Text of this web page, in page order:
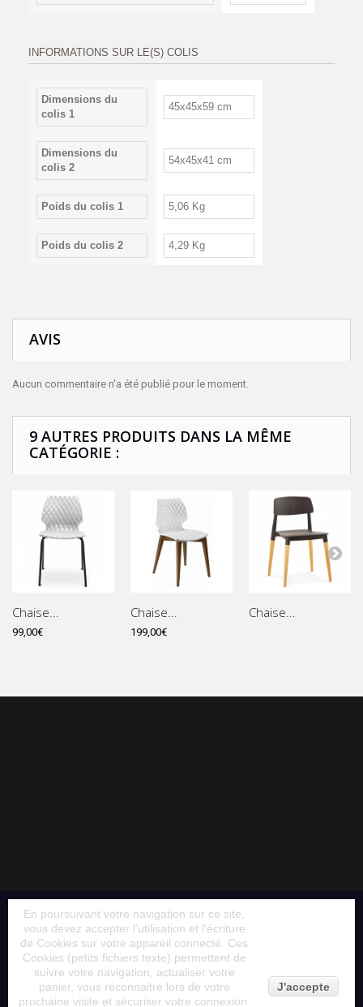
INFORMATIONS SUR LE(S) COLIS
Dimensions du
colis 1
45x45x59 cm
Dimensions du
colis 2
54x45x41 cm
Poids du colis 1 5,06 Kg
Poids du colis 2 4,29 Kg
AVIS
Aucun commentaire n'a été publié pour le moment.
9 AUTRES PRODUITS DANS LA MÊME
CATÉGORIE :
Chaise...
99,00€
Chaise...
199,00€
Chaise...
En poursuivant votre navigation sur ce site,
vous devez accepter l’utilisation et l'écriture
de Cookies sur votre appareil connecté. Ces
Cookies (petits fichiers texte) permettent de
suivre votre navigation, actualiser votre
panier, vous reconnaitre lors de votre
prochaine visite et sécuriser votre connexion.
J'accepte